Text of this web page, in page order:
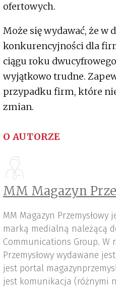
ofertowych.
Może się wydawać, że w
konkurencyjności dla
ciągu roku
wyjątkowo trudne.
przypadku firm, które
zmian.
O AUTORZE
MM Magazyn
MM Magazyn Przemysłowy
marką medialną należącą
Communications Group. W
Przemysłowy wydawane
jest portal
jest komunikacja (różnymi